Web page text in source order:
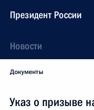
Президент России
Новости
Документы
Указ о призыве